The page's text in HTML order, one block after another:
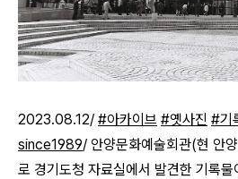
2023.08.12/ #아카이브 #옛사진 #기
since1989/ 안양문화예술회관(현 안
로 경기도청 자료실에서 발견한 기록